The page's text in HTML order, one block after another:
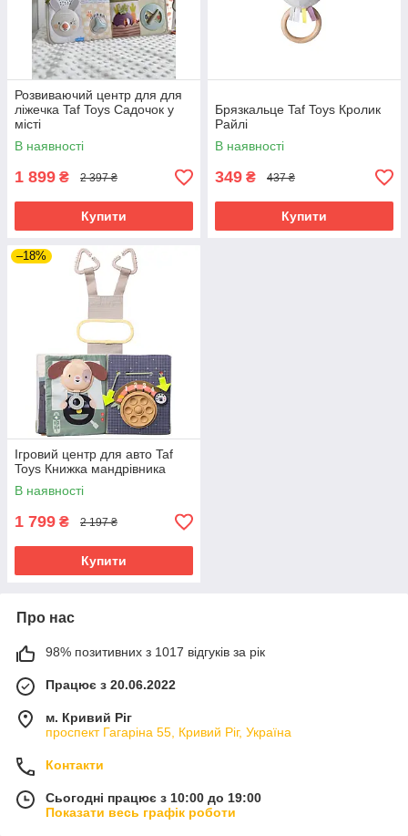
Розвиваючий центр для для
ліжечка Taf Toys Садочок у
місті
В наявності
1 899 ₴ 2 397 ₴
Купити
Брязкальце Taf Toys Кролик
Райлі
В наявності
349 ₴ 437 ₴
Купити
–18%
Ігровий центр для авто Taf
Toys Книжка мандрівника
В наявності
1 799 ₴ 2 197 ₴
Купити
Про нас
98% позитивних з 1017 відгуків за рік
Працює з 20.06.2022
м. Кривий Ріг
проспект Гагаріна 55, Кривий Ріг, Україна
Контакти
Сьогодні працює з 10:00 до 19:00
Показати весь графік роботи